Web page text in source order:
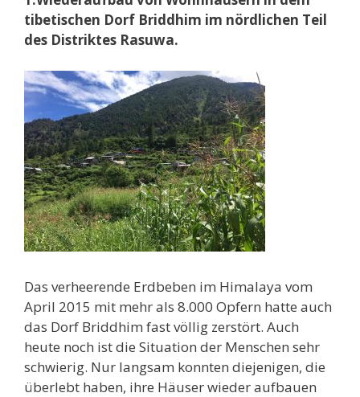
tibetischen Dorf Briddhim im nördlichen Teil
des Distriktes Rasuwa.
Das verheerende Erdbeben im Himalaya vom
April 2015 mit mehr als 8.000 Opfern hatte auch
das Dorf Briddhim fast völlig zerstört. Auch
heute noch ist die Situation der Menschen sehr
schwierig. Nur langsam konnten diejenigen, die
überlebt haben, ihre Häuser wieder aufbauen